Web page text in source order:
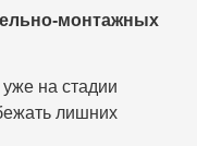
монтажных
на стадии
лишних